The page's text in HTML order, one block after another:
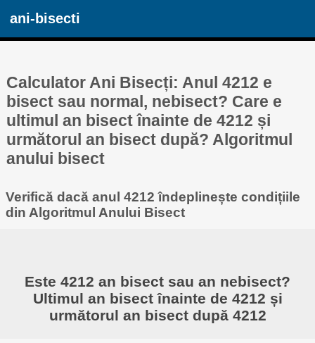
ani-bisecti
Calculator Ani Bisecți: Anul 4212 e
bisect sau normal, nebisect? Care e
ultimul an bisect înainte de 4212 și
următorul an bisect după? Algoritmul
anului bisect
Verifică dacă anul 4212 îndeplinește condițiile
din Algoritmul Anului Bisect
Este 4212 an bisect sau an nebisect?
Ultimul an bisect înainte de 4212 și
următorul an bisect după 4212